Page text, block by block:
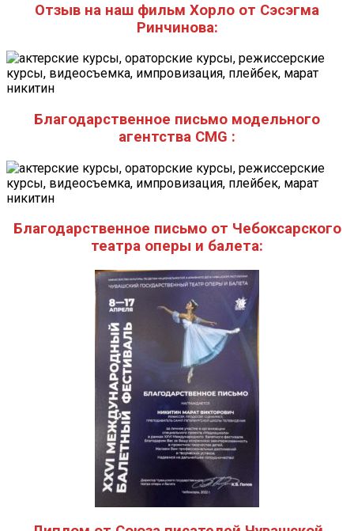
Отзыв на наш фильм Хорло от Сэсэгма
Ринчинова:
Благодарственное письмо модельного
агентства CMG :
Благодарственное письмо от Чебоксарского
театра оперы и балета: